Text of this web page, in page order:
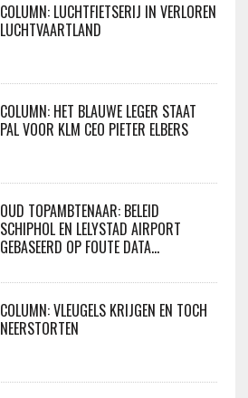
COLUMN: LUCHTFIETSERIJ IN VERLOREN
LUCHTVAARTLAND
COLUMN: HET BLAUWE LEGER STAAT
PAL VOOR KLM CEO PIETER ELBERS
OUD TOPAMBTENAAR: BELEID
SCHIPHOL EN LELYSTAD AIRPORT
GEBASEERD OP FOUTE DATA…
COLUMN: VLEUGELS KRIJGEN EN TOCH
NEERSTORTEN